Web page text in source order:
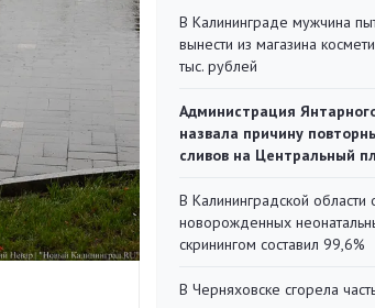
В Калининграде мужчина
вынести из магазина
тыс. рублей
Администрация
назвала причину
сливов на Центральный
В Калининградской области
новорожденных
скринингом составил 99,6%
В Черняховске сгорела